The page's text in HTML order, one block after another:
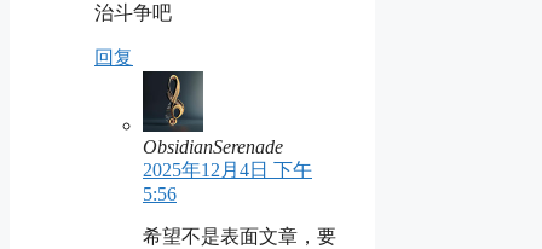
治斗争吧
回复
ObsidianSerenade
2025年12月4日 下午
5:56
希望不是表面文章，要